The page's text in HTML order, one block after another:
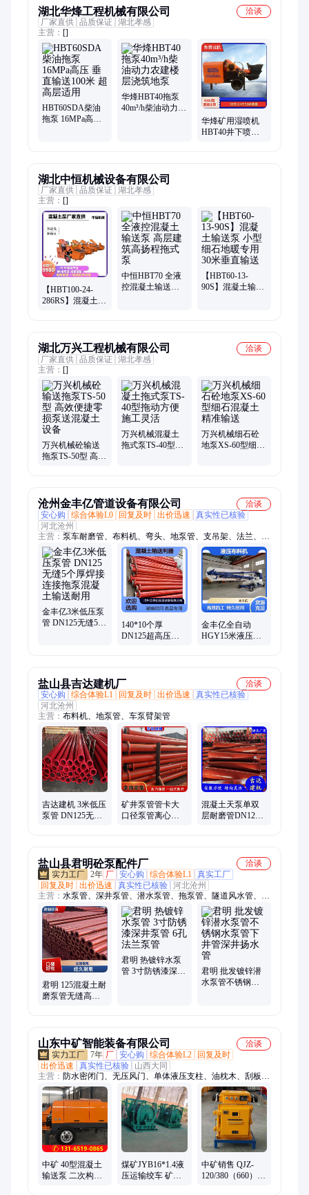
湖北华烽工程机械有限公司
洽谈
厂家直供 品质保证 湖北孝感
主营： []
HBT60SDA柴油
拖泵 16MPa高压
华烽HBT40拖泵
40m³/h柴油动力农
华烽矿用湿喷机
HBT40井下喷浆
湖北中恒机械设备有限公司
厂家直供 品质保证 湖北孝感
主营： []
【HBT100-24-
286RS】混凝土拖
中恒HBT70 全液
控混凝土输送泵
【HBT60-13-
90S】混凝土输送
湖北万兴工程机械有限公司
洽谈
厂家直供 品质保证 湖北孝感
主营： []
万兴机械砼输送
拖泵TS-50型 高效
万兴机械混凝土
拖式泵TS-40型拖
万兴机械细石砼
地泵XS-60型细石
沧州金丰亿管道设备有限公司
洽谈
安心购
综合体验L0 回复及时 出价迅速
真实性已核验
河北沧州
主营： 泵车耐磨管、布料机、弯头、地泵管、支吊架、法兰、砼
泵配件、锂基脂
金丰亿3米低压泵
管 DN125无缝5个
140*10个厚
DN125超高压地
金丰亿全自动
HGY15米液压布
盐山县吉达建机厂
洽谈
安心购
综合体验L1 回复及时 出价迅速
真实性已核验
河北沧州
主营： 布料机、地泵管、车泵臂架管
吉达建机 3米低压
泵管 DN125无缝
矿井泵管管卡大
口径泵管离心泵
混凝土天泵单双
层耐磨管DN125
盐山县君明砼泵配件厂
洽谈
2年 厂 安心购 综合体验L1 真实工厂
回复及时 出价迅速 真实性已核验 河北沧州
主营： 水泵管、深井泵管、潜水泵管、拖泵管、隧道风水管、扬
水泵管、下井泵管、矿用风水管、水泵泵管、井泵管、扬水管
君明 125混凝土耐
磨泵管无缝高压
君明 热镀锌水泵
管 3寸防锈漆深井
君明 批发镀锌潜
水泵管不锈钢水
山东中矿智能装备有限公司
洽谈
7年 厂 安心购 综合体验L2
回复及时
出价迅速
真实性已核验
山西大同
主营： 防水密闭门、无压风门、单体液压支柱、油枕木、刮板机
配件、双速绞车、隔膜泵、耙斗装岩机、风筒、压风自救装置、
圆环链、金属顶梁、电机车、调度绞车、尼龙柱鞋、液力耦合
器、托辊、翻斗式矿车、回柱绞车、风门、耙矿绞车、气动葫
芦、隔爆水袋、给煤机
中矿 40型混凝土
输送泵 二次构造
煤矿JYB16*1.4液
压运输绞车 矿用
中矿销售 QJZ-
120/380（660）矿